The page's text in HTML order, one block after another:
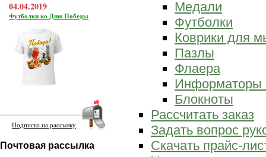
04.04.2019
Футболки ко Дню Победы
Подписка на рассылку
Почтовая рассылка
Медали
Футболки
Коврики для
Пазлы
Флаера
Информаторы
Блокноты
Рассчитать заказ
Задать вопрос
Скачать прайс-